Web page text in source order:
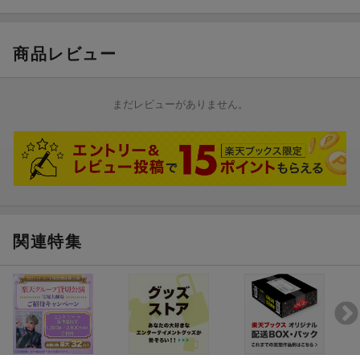
商品レビュー
まだレビューがありません。
関連特集